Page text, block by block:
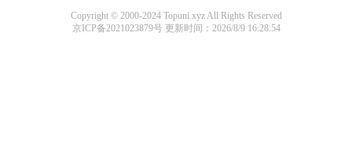
Copyright © 2000-2024 Topuni.xyz All Rights Reserved
京ICP备2021023879号更新时间：2026/8/9 16:28:54